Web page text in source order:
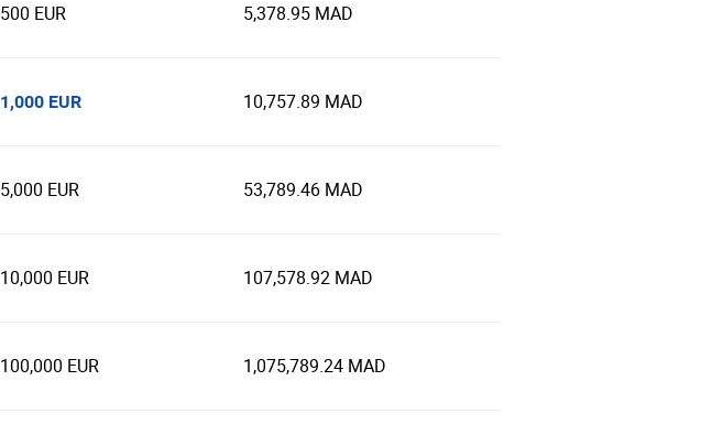
500 EUR 5,378.95 MAD
1,000 EUR 10,757.89 MAD
5,000 EUR 53,789.46 MAD
10,000 EUR 107,578.92 MAD
100,000 EUR 1,075,789.24 MAD